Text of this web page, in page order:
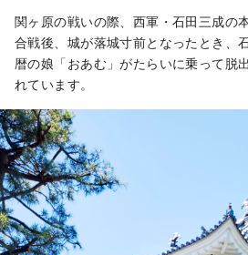
関ヶ原の戦いの際、西軍・石田三成の
合戦後、城が落城寸前となったとき、
暦の娘「おあむ」がたらいに乗って脱
れています。